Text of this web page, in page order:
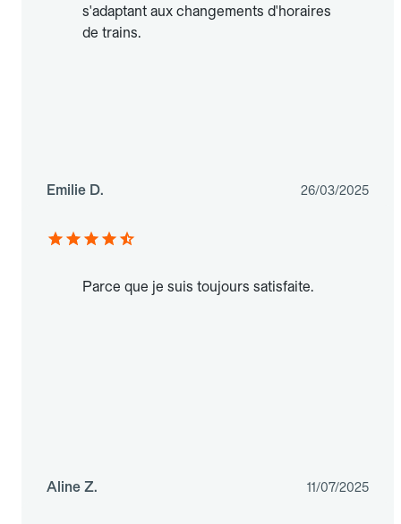
s'adaptant aux changements d'horaires
de trains.
Emilie D. 26/03/2025
Parce que je suis toujours satisfaite.
Aline Z. 11/07/2025